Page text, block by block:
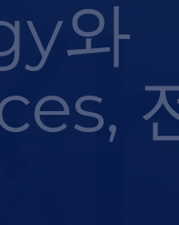
와